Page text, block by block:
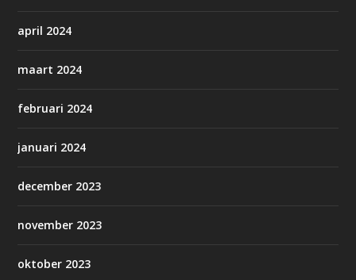
april 2024
maart 2024
februari 2024
januari 2024
december 2023
november 2023
oktober 2023